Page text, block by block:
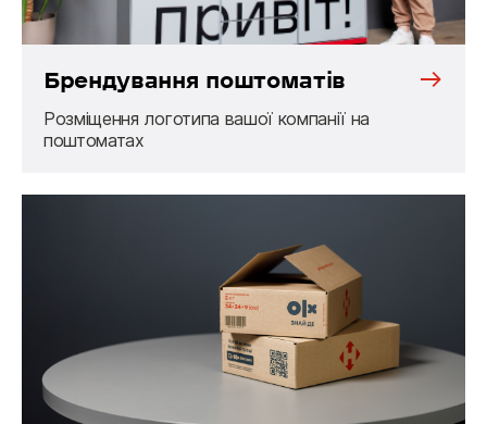
Брендування поштоматів
Розміщення логотипа вашої компанії на
поштоматах